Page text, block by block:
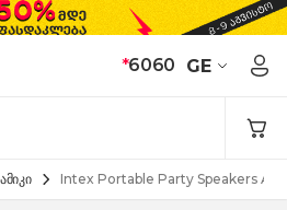
*6060 GE
Intex Portable Party Speakers